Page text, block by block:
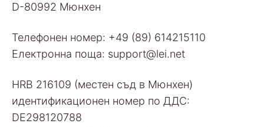
D-80992 Мюнхен
Телефонен номер: +49 (89) 614215110
Електронна поща: support@lei.net
HRB 216109 (местен съд в Мюнхен)
идентификационен номер по ДДС:
DE298120788